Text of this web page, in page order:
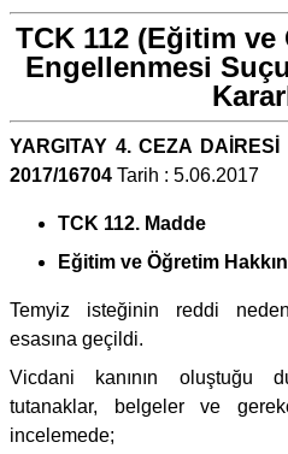
TCK 112 (Eğitim ve
Engellenmesi
YARGITAY 4. CEZA
2017/16704 Tarih : 5.06.2017
TCK 112. Madde
Eğitim ve Öğretim
Temyiz isteğinin reddi
esasına geçildi.
Vicdani kanının oluştuğu
tutanaklar, belgeler ve
incelemede;